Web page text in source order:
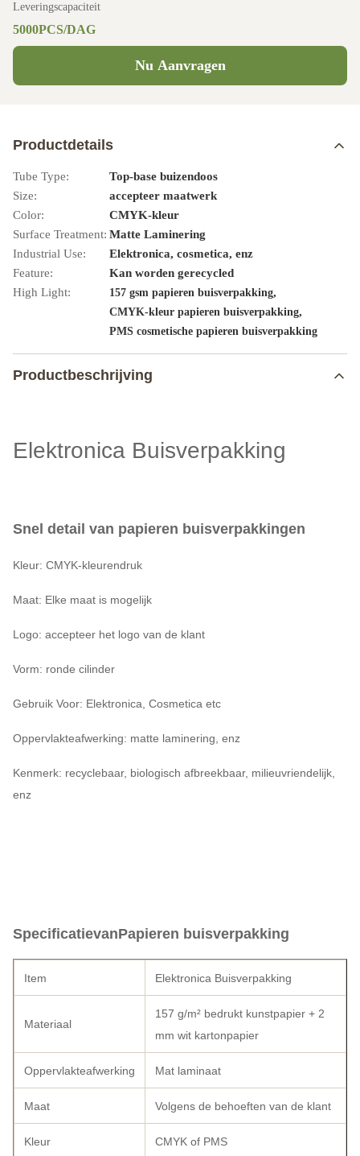
Leveringscapaciteit
5000PCS/DAG
Nu Aanvragen
Productdetails
Tube Type:
Top-base buizendoos
Size:
accepteer maatwerk
Color:
CMYK-kleur
Surface Treatment: Matte Laminering
Industrial Use:
Elektronica, cosmetica, enz
Feature:
Kan worden gerecycled
High Light:
157 gsm papieren buisverpakking,
CMYK-kleur papieren buisverpakking,
PMS cosmetische papieren buisverpakking
Productbeschrijving
Elektronica Buisverpakking
Snel detail van papieren buisverpakkingen
Kleur: CMYK-kleurendruk
Maat: Elke maat is mogelijk
Logo: accepteer het logo van de klant
Vorm: ronde cilinder
Gebruik Voor: Elektronica, Cosmetica etc
Oppervlakteafwerking: matte laminering, enz
Kenmerk: recyclebaar, biologisch afbreekbaar, milieuvriendelijk,
enz
SpecificatievanPapieren buisverpakking
Item Elektronica Buisverpakking
Materiaal
157 g/m² bedrukt kunstpapier + 2
mm wit kartonpapier
Oppervlakteafwerking Mat laminaat
Maat Volgens de behoeften van de klant
Kleur CMYK of PMS